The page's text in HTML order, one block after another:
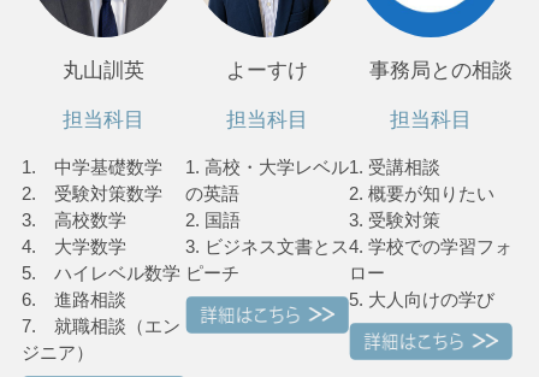
丸山訓英
担当科目
1. 中学基礎数学
2. 受験対策数学
3. 高校数学
4. 大学数学
5. ハイレベル数学
6. 進路相談
7. 就職相談（エン
ジニア）
よーすけ
担当科目
1. 高校・大学レベル
の英語
2. 国語
3. ビジネス文書とス
ピーチ
事務局との相談
担当科目
1. 受講相談
2. 概要が知りたい
3. 受験対策
4. 学校での学習フォ
ロー
5. 大人向けの学び